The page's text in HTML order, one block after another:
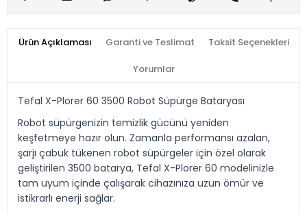
Ürün Açıklaması Garanti ve Teslimat Taksit Seçenekleri
Yorumlar
Tefal X-Plorer 60 3500 Robot Süpürge Bataryası
Robot süpürgenizin temizlik gücünü yeniden
keşfetmeye hazır olun. Zamanla performansı azalan,
şarjı çabuk tükenen robot süpürgeler için özel olarak
geliştirilen 3500 batarya, Tefal X-Plorer 60 modelinizle
tam uyum içinde çalışarak cihazınıza uzun ömür ve
istikrarlı enerji sağlar.